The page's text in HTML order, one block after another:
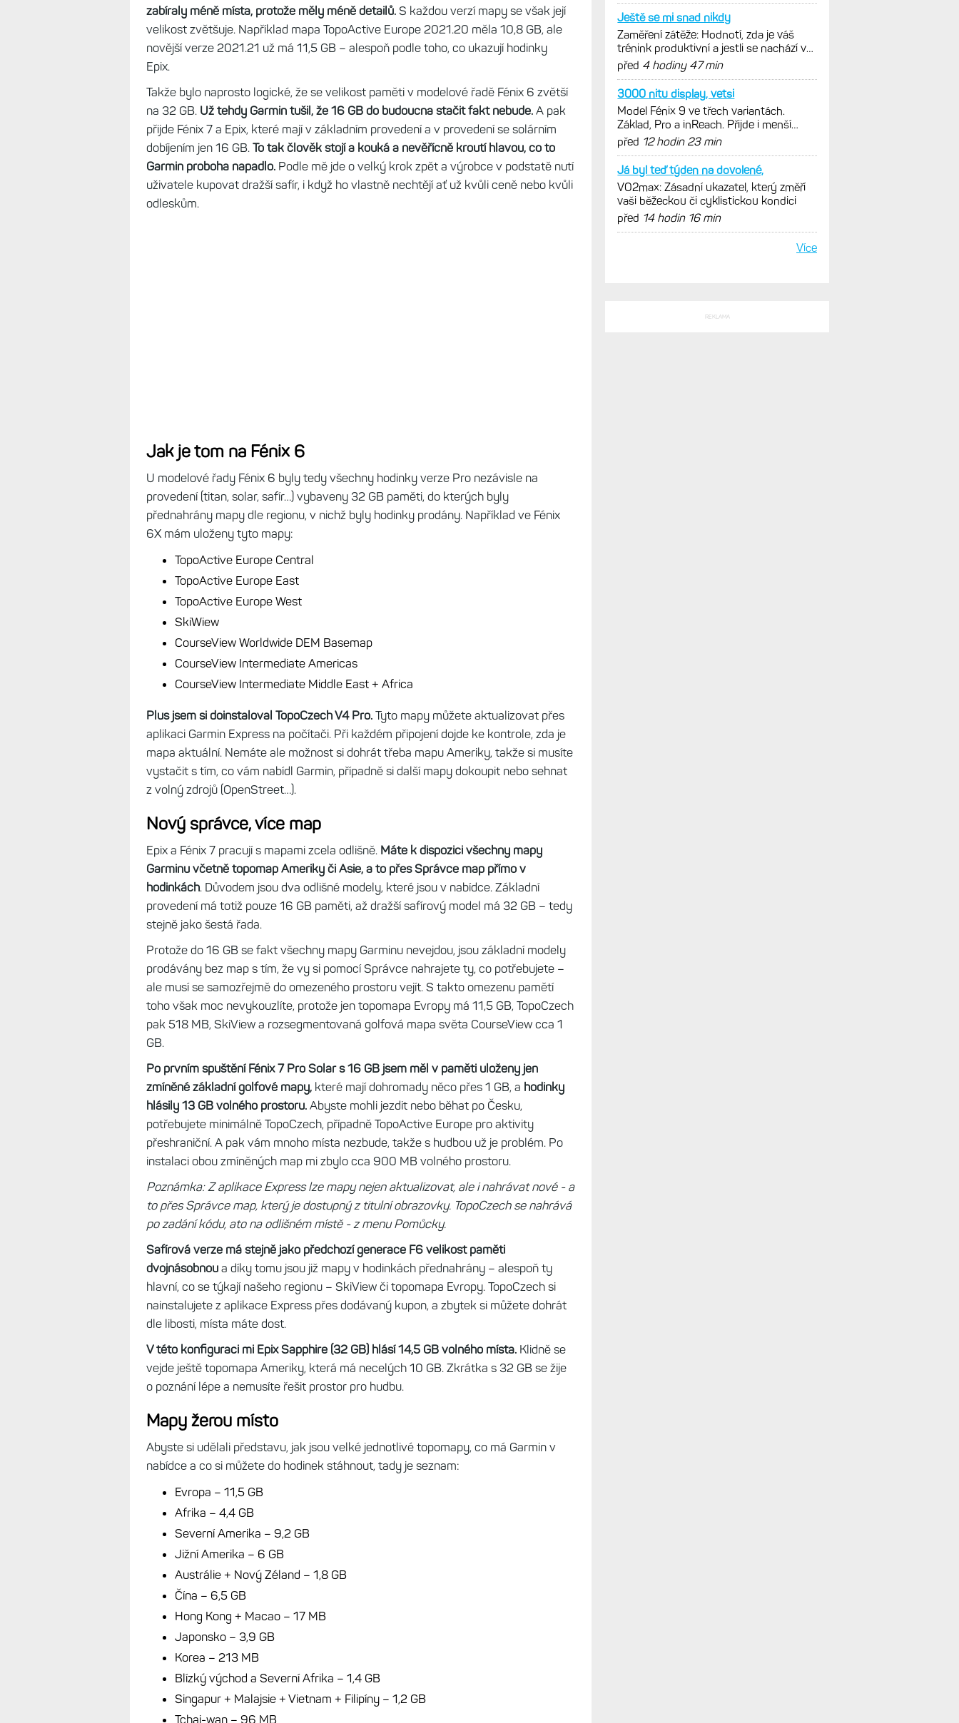
zabíraly méně místa, protože měly méně detailů. S každou verzí mapy se však její
velikost zvětšuje. Například mapa TopoActive Europe 2021.20 měla 10,8 GB, ale
novější verze 2021.21 už má 11,5 GB – alespoň podle toho, co ukazují hodinky
Epix.
Takže bylo naprosto logické, že se velikost paměti v modelové řadě Fénix 6 zvětší
na 32 GB. Už tehdy Garmin tušil, že 16 GB do budoucna stačit fakt nebude. A pak
přijde Fénix 7 a Epix, které mají v základním provedení a v provedení se solárním
dobíjením jen 16 GB. To tak člověk stojí a kouká a nevěřícně kroutí hlavou, co to
Garmin proboha napadlo. Podle mě jde o velký krok zpět a výrobce v podstatě nutí
uživatele kupovat dražší safír, i když ho vlastně nechtějí ať už kvůli ceně nebo kvůli
odleskům.
Jak je tom na Fénix 6
U modelové řady Fénix 6 byly tedy všechny hodinky verze Pro nezávisle na
provedení (titan, solar, safír…) vybaveny 32 GB paměti, do kterých byly
přednahrány mapy dle regionu, v nichž byly hodinky prodány. Například ve Fénix
6X mám uloženy tyto mapy:
TopoActive Europe Central
TopoActive Europe East
TopoActive Europe West
SkiWiew
CourseView Worldwide DEM Basemap
CourseView Intermediate Americas
CourseView Intermediate Middle East + Africa
Plus jsem si doinstaloval TopoCzech V4 Pro. Tyto mapy můžete aktualizovat přes
aplikaci Garmin Express na počítači. Při každém připojení dojde ke kontrole, zda je
mapa aktuální. Nemáte ale možnost si dohrát třeba mapu Ameriky, takže si musíte
vystačit s tím, co vám nabídl Garmin, případně si další mapy dokoupit nebo sehnat
z volný zdrojů (OpenStreet…).
Nový správce, více map
Epix a Fénix 7 pracují s mapami zcela odlišně. Máte k dispozici všechny mapy
Garminu včetně topomap Ameriky či Asie, a to přes Správce map přímo v
hodinkách. Důvodem jsou dva odlišné modely, které jsou v nabídce. Základní
provedení má totiž pouze 16 GB paměti, až dražší safírový model má 32 GB – tedy
stejně jako šestá řada.
Protože do 16 GB se fakt všechny mapy Garminu nevejdou, jsou základní modely
prodávány bez map s tím, že vy si pomocí Správce nahrajete ty, co potřebujete –
ale musí se samozřejmě do omezeného prostoru vejít. S takto omezenu pamětí
toho však moc nevykouzlíte, protože jen topomapa Evropy má 11,5 GB, TopoCzech
pak 518 MB, SkiView a rozsegmentovaná golfová mapa světa CourseView cca 1
GB.
Po prvním spuštění Fénix 7 Pro Solar s 16 GB jsem měl v paměti uloženy jen
zmíněné základní golfové mapy, které mají dohromady něco přes 1 GB, a hodinky
hlásily 13 GB volného prostoru. Abyste mohli jezdit nebo běhat po Česku,
potřebujete minimálně TopoCzech, případně TopoActive Europe pro aktivity
přeshraniční. A pak vám mnoho místa nezbude, takže s hudbou už je problém. Po
instalaci obou zmíněných map mi zbylo cca 900 MB volného prostoru.
Poznámka: Z aplikace Express lze mapy nejen aktualizovat, ale i nahrávat nové - a
to přes Správce map, který je dostupný z titulní obrazovky. TopoCzech se nahrává
po zadání kódu, ato na odlišném místě - z menu Pomůcky.
Safírová verze má stejně jako předchozí generace F6 velikost paměti
dvojnásobnou a díky tomu jsou již mapy v hodinkách přednahrány – alespoň ty
hlavní, co se týkají našeho regionu – SkiView či topomapa Evropy. TopoCzech si
nainstalujete z aplikace Express přes dodávaný kupon, a zbytek si můžete dohrát
dle libosti, místa máte dost.
V této konfiguraci mi Epix Sapphire (32 GB) hlásí 14,5 GB volného místa. Klidně se
vejde ještě topomapa Ameriky, která má necelých 10 GB. Zkrátka s 32 GB se žije
o poznání lépe a nemusíte řešit prostor pro hudbu.
Mapy žerou místo
Abyste si udělali představu, jak jsou velké jednotlivé topomapy, co má Garmin v
nabídce a co si můžete do hodinek stáhnout, tady je seznam:
Evropa – 11,5 GB
Afrika – 4,4 GB
Severní Amerika – 9,2 GB
Jižní Amerika – 6 GB
Austrálie + Nový Zéland – 1,8 GB
Čína – 6,5 GB
Hong Kong + Macao – 17 MB
Japonsko – 3,9 GB
Korea – 213 MB
Blízký východ a Severní Afrika – 1,4 GB
Singapur + Malajsie + Vietnam + Filipíny – 1,2 GB
Tchaj-wan – 96 MB
Ještě se mi snad nikdy
Zaměření zátěže: Hodnotí, zda je váš
trénink produktivní a jestli se nachází v
optimálních oblastech
před 4 hodiny 47 min
3000 nitu display, vetsi
Model Fénix 9 ve třech variantách.
Základ, Pro a inReach. Přijde i menší
verze 43 mm a také solární...
před 12 hodin 23 min
Já byl teď týden na dovolené,
VO2max: Zásadní ukazatel, který změří
vaši běžeckou či cyklistickou kondici
před 14 hodin 16 min
Více
REKLAMA